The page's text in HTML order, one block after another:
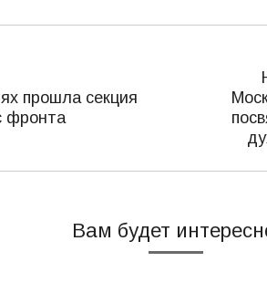
прошла секция
фронта
запись:
Вам будет